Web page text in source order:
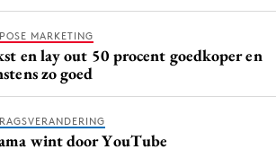
MARKETING
en lay out 50 procent goedkoper en
zo goed
wint door YouTube